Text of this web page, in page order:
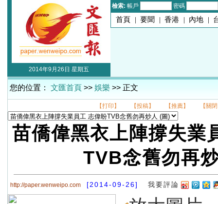
檢索: 帳戶 密碼
首頁 | 要聞 | 香港 | 內地 |
2014年9月26日 星期五
您的位置： 文匯首頁 >> 娛樂 >> 正文
【打印】 【投稿】 【推薦】 【關
苗僑偉黑衣上陣撐失業
TVB念舊勿再
http://paper.wenweipo.com [2014-09-26] 我要評論